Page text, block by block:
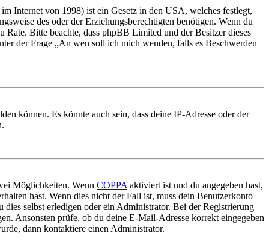
Internet von 1998) ist ein Gesetz in den USA, welches festlegt,
des oder der Erziehungsberechtigten benötigen. Wenn du
Bitte beachte, dass phpBB Limited und der Besitzer dieses
der Frage „An wen soll ich mich wenden, falls es Beschwerden
können. Es könnte auch sein, dass deine IP-Adresse oder der
Möglichkeiten. Wenn COPPA aktiviert ist und du angegeben hast,
hast. Wenn dies nicht der Fall ist, muss dein Benutzerkonto
selbst erledigen oder ein Administrator. Bei der Registrierung
Ansonsten prüfe, ob du deine E-Mail-Adresse korrekt eingegeben
dann kontaktiere einen Administrator.